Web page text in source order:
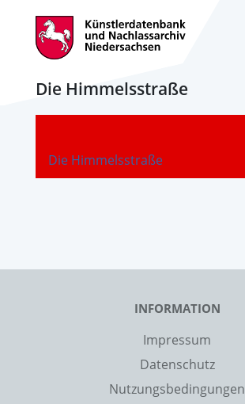
Die Himmelsstraße
Die Himmelsstraße
INFORMATION
Impressum
Datenschutz
Nutzungsbedingungen